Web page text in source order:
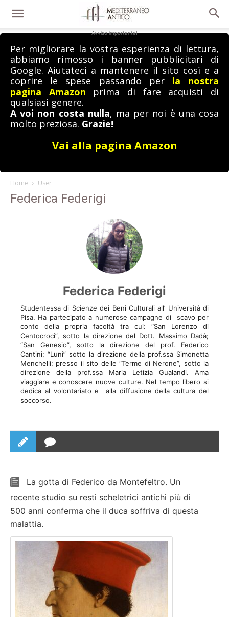
Avviso importante!
Per migliorare la vostra esperienza di lettura,
abbiamo rimosso i banner pubblicitari di
Google. Aiutateci a mantenere il sito così e a
coprire le spese passando per la nostra
pagina Amazon prima di fare acquisti di
qualsiasi genere.
A voi non costa nulla, ma per noi è una cosa
molto preziosa. Grazie!
Vai alla pagina Amazon
Home User
Federica Federigi
Federica Federigi
Studentessa di Scienze dei Beni Culturali all’ Università di
Pisa. Ha partecipato a numerose campagne di scavo per
conto della propria facoltà tra cui: “San Lorenzo di
Centocroci”, sotto la direzione del Dott. Massimo Dadà;
“San Genesio”, sotto la direzione del prof. Federico
Cantini; “Luni” sotto la direzione della prof.ssa Simonetta
Menchelli; presso il sito delle “Terme di Nerone”, sotto la
direzione della prof.ssa Maria Letizia Gualandi. Ama
viaggiare e conoscere nuove culture. Nel tempo libero si
dedica al volontariato e alla diffusione della cultura del
soccorso.
La gotta di Federico da Montefeltro. Un
recente studio su resti scheletrici antichi più di
500 anni conferma che il duca soffriva di questa
malattia.